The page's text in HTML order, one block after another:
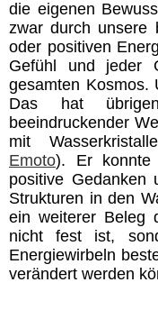
die eigenen
zwardurch unsere
oder positiven
Gefühl und jeder
gesamten Kosmos.
Das hat
beeindruckender
mit
Emoto). Er konnte
positive Gedanken
Strukturen in den
ein weiterer Beleg
nicht fest ist,
Energiewirbeln
verändert werden